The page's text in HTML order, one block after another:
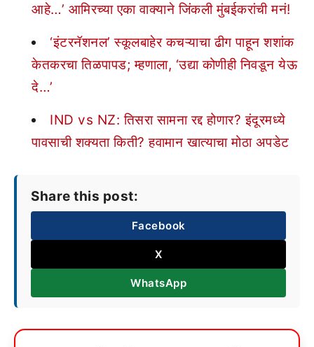
आहे…’ आमिरच्या एका वाक्याने जिंकली मुंबईकरांची मनं!
‘इंटरनॅशनल’ स्कूलबाहेर कचऱ्याचा ढीग पाहून शशांक
केतकरचा तिळपापड; म्हणाला, ‘उद्या कोणीही निवडून येऊ
दे…’
IND vs NZ: तिसरा सामना रद्द होणार? इंदूरमध्ये
पावसाची शक्यता किती? हवामान खात्याचा मोठा अपडेट
Share this post:
Facebook
X
WhatsApp